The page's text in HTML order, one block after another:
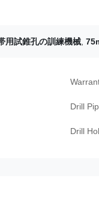
用試錐孔の訓練機械
Drill
Drill